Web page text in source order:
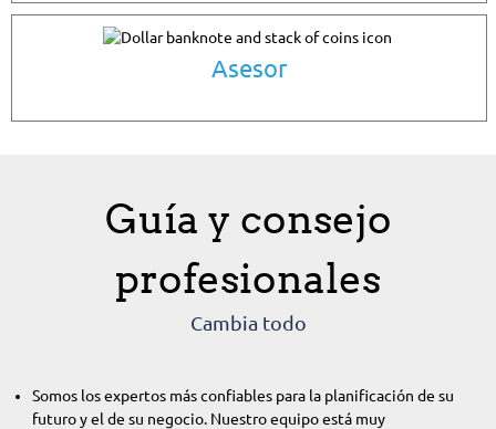
Asesor
Guía y consejo
profesionales
Cambia todo
Somos los expertos más confiables para la planificación de su
futuro y el de su negocio. Nuestro equipo está muy